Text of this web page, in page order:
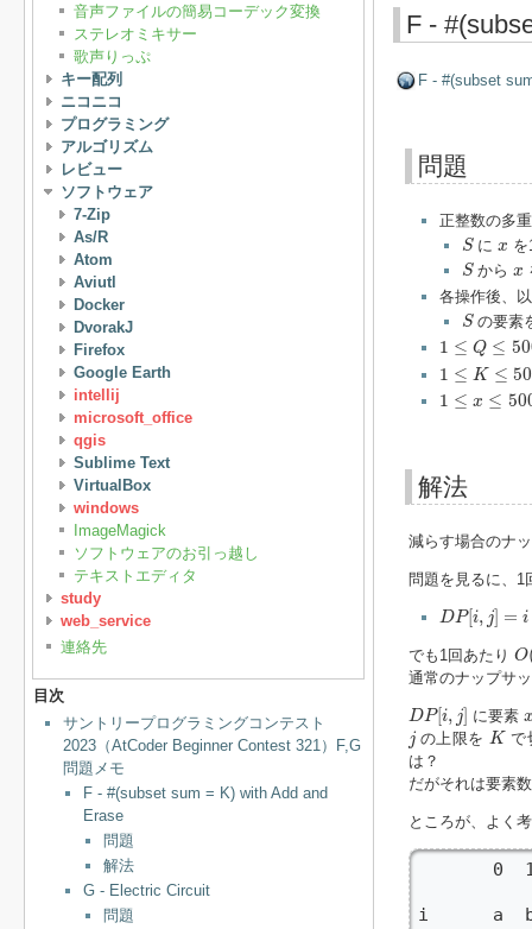
音声ファイルの簡易コーデック変換
ステレオミキサー
歌声りっぷ
キー配列
ニコニコ
プログラミング
アルゴリズム
レビュー
ソフトウェア
7-Zip
As/R
Atom
Aviutl
Docker
DvorakJ
Firefox
Google Earth
intellij
microsoft_office
qgis
Sublime Text
VirtualBox
windows
ImageMagick
ソフトウェアのお引っ越し
テキストエディタ
study
web_service
連絡先
目次
サントリープログラミングコンテスト
2023（AtCoder Beginner Contest 321）F,G
問題メモ
F - #(subset sum = K) with Add and
Erase
問題
解法
G - Electric Circuit
問題
F -
F - #(subset
問題
正整数の多
S
Sにx
x
S
Sからx
x
各操作後、
S
Sの要素
1 ≤ Q ≤
1 Q ≤5000
1 ≤ K ≤
1 K ≤5000
1 ≤ x ≤
1 x 5000
解法
減らす場合のナ
問題を見るに、1
DP[i, j] = i
DP[i,j =i
でも1回あたり O
O
通常のナップサ
DP[i, j]
DP[i,j に要素 x
jの上限を K
K で
は？
だがそれは要素
ところが、よく
0
i      a  b